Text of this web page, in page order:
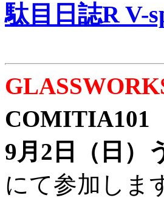
駄目日誌R V-
COMITIA101
9月2日（日）
にて参加しま